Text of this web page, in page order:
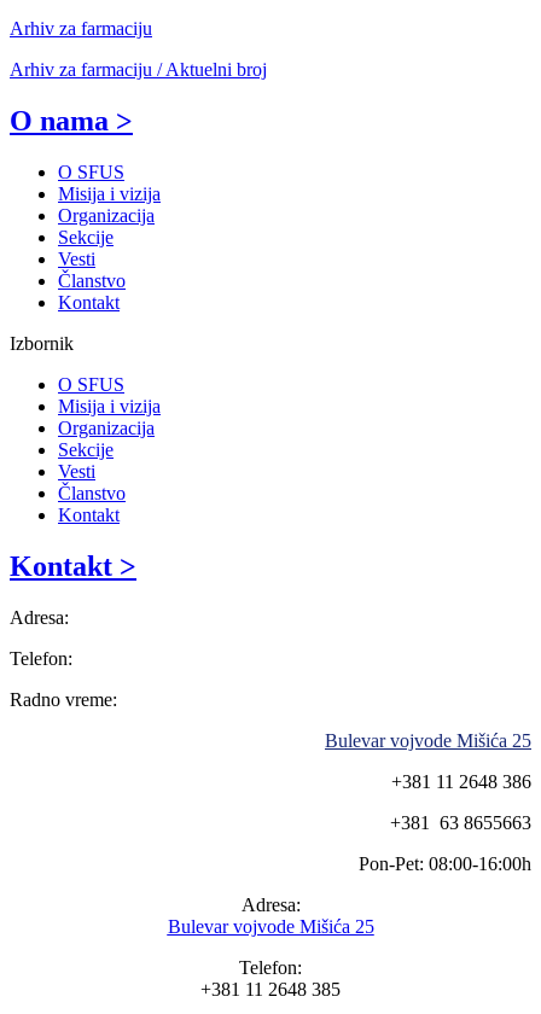
Arhiv za farmaciju
Arhiv za farmaciju / Aktuelni broj
O nama >
O SFUS
Misija i vizija
Organizacija
Sekcije
Vesti
Članstvo
Kontakt
Izbornik
O SFUS
Misija i vizija
Organizacija
Sekcije
Vesti
Članstvo
Kontakt
Kontakt >
Adresa:
Telefon:
Radno vreme:
Bulevar vojvode Mišića 25
+381 11 2648 386
+381 63 8655663
Pon-Pet: 08:00-16:00h
Adresa:
Bulevar vojvode Mišića 25
Telefon:
+381 11 2648 385